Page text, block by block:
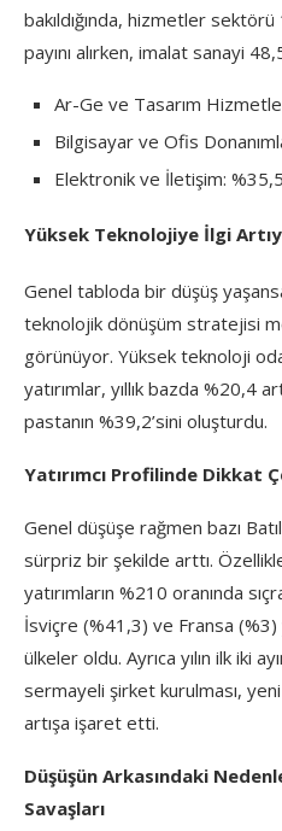
bakıldığında, hizmetler
payını alırken, imalat sanayi
Ar-Ge ve Tasarım
Bilgisayar ve Ofis
Elektronik ve İletişim:
Yüksek Teknolojiye İlgi
Genel tabloda bir düşüş
teknolojik dönüşüm stratejisi
görünüyor. Yüksek teknoloji
yatırımlar, yıllık bazda %20,4
pastanın %39,2’sini oluşturdu.
Yatırımcı Profilinde Dikkat
Genel düşüşe rağmen bazı
sürpriz bir şekilde arttı.
yatırımların %210 oranında
İsviçre (%41,3) ve Fransa (%3)
ülkeler oldu. Ayrıca yılın ilk iki
sermayeli şirket kurulması,
artışa işaret etti.
Düşüşün Arkasındaki
Savaşları